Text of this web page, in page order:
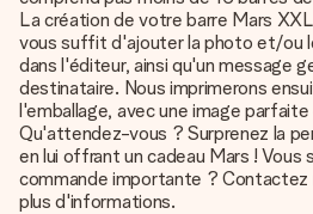
La création de votre barre Mars
vous suffit d'ajouter la photo et/ou
dans l'éditeur, ainsi qu'un message
destinataire. Nous imprimerons
l'emballage, avec une image
Qu'attendez-vous ? Surprenez la
en lui offrant un cadeau Mars ! Vous
commande importante ?
plus d'informations.